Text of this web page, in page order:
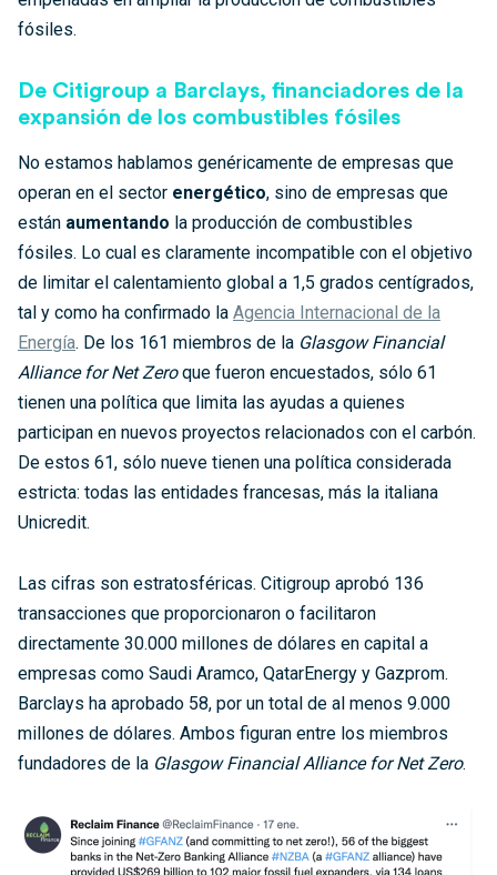
fósiles.
De Citigroup a Barclays, financiadores de la
expansión de los combustibles fósiles
No estamos hablamos genéricamente de empresas que
operan en el sector energético, sino de empresas que
están aumentando la producción de combustibles
fósiles. Lo cual es claramente incompatible con el objetivo
de limitar el calentamiento global a 1,5 grados centígrados,
tal y como ha confirmado la Agencia Internacional de la
Energía. De los 161 miembros de la Glasgow Financial
Alliance for Net Zeroque fueron encuestados, sólo 61
tienen una política que limita las ayudas a quienes
participan en nuevos proyectos relacionados con el carbón.
De estos 61, sólo nueve tienen una política considerada
estricta: todas las entidades francesas, más la italiana
Unicredit.
Las cifras son estratosféricas. Citigroup aprobó 136
transacciones que proporcionaron o facilitaron
directamente 30.000 millones de dólares en capital a
empresas como Saudi Aramco, QatarEnergy y Gazprom.
Barclays ha aprobado 58, por un total de al menos 9.000
millones de dólares. Ambos figuran entre los miembros
fundadores de la Glasgow Financial Alliance for Net Zero.